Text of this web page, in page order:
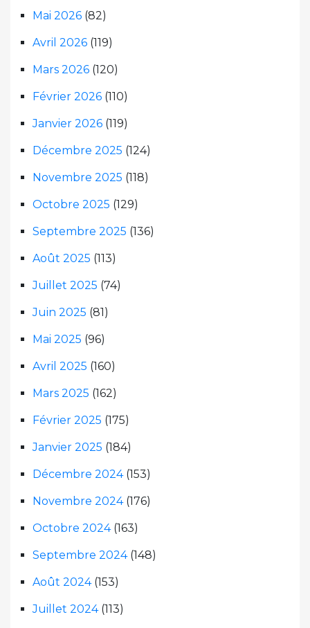
Mai 2026 (82)
Avril 2026 (119)
Mars 2026 (120)
Février 2026 (110)
Janvier 2026 (119)
Décembre 2025 (124)
Novembre 2025 (118)
Octobre 2025 (129)
Septembre 2025 (136)
Août 2025 (113)
Juillet 2025 (74)
Juin 2025 (81)
Mai 2025 (96)
Avril 2025 (160)
Mars 2025 (162)
Février 2025 (175)
Janvier 2025 (184)
Décembre 2024(153)
Novembre 2024(176)
Octobre 2024(163)
Septembre 2024(148)
Août 2024(153)
Juillet 2024(113)